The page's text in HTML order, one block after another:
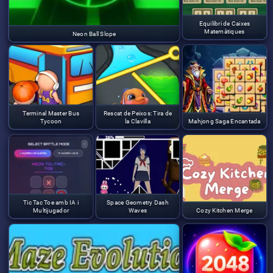
Neon Ball Slope
Equilibri de Caixes
Matemàtiques
Terminal Master Bus
Tycoon
Rescat de Peixos: Tira de
la Clavilla
Mahjong Saga Encantada
Tic Tac Toe amb IA i
Multijugador
Space Geometry Dash
Waves
Cozy Kitchen Merge